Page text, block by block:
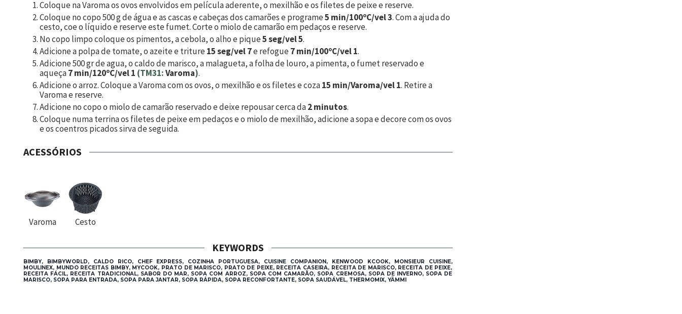
Coloque na Varoma os ovos envolvidos em película aderente, o mexilhão e os filetes de peixe e reserve.
Coloque no copo500g de água e as cascas e cabeças dos camarões e programe5 min/100ºC/vel 3. Com a ajuda do
cesto, coe o líquido e reserve este fumet. Corte o miolo de camarão em pedaços e reserve.
No copo limpo coloque os pimentos, a cebola, o alho e pique5 seg/vel 5.
Adicione a polpa de tomate, o azeite e triture15 seg/vel 7e refogue7 min/100ºC/vel 1.
Adicione500gr de agua, o caldo de marisco, a malagueta, a folha de louro, a pimenta, o fumet reservado e
aqueça7 min/120ºC/vel 1 (TM31:Varoma).
Adicione o arroz. Coloque a Varoma com os ovos, o mexilhão e os filetes e coza15 min/Varoma/vel 1. Retire a
Varoma e reserve.
Adicione no copo o miolo de camarão reservado e deixe repousar cerca da2 minutos.
Coloque numa terrina os filetes de peixe em pedaços e o miolo de mexilhão, adicione a sopa e decore com os ovos
e os coentros picados sirva de seguida.
ACESSÓRIOS
Varoma Cesto
KEYWORDS
BIMBY, BIMBYWORLD, CALDO RICO, CHEF EXPRESS, COZINHA PORTUGUESA, CUISINE COMPANION, KENWOOD KCOOK, MONSIEUR CUISINE,
MOULINEX, MUNDO RECEITAS BIMBY, MYCOOK, PRATO DE MARISCO, PRATO DE PEIXE, RECEITA CASEIRA, RECEITA DE MARISCO, RECEITA DE PEIXE,
RECEITA FÁCIL, RECEITA TRADICIONAL, SABOR DO MAR, SOPA COM ARROZ, SOPA COM CAMARÃO, SOPA CREMOSA, SOPA DE INVERNO, SOPA DE
MARISCO, SOPA PARA ENTRADA, SOPA PARA JANTAR, SOPA RÁPIDA, SOPA RECONFORTANTE, SOPA SAUDÁVEL, THERMOMIX, YÄMMI